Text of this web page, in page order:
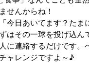
せんからね！
今日あいてます？たま
はその一球を投げ込ん
に連絡するだけです。
ャレンジですよ～♪